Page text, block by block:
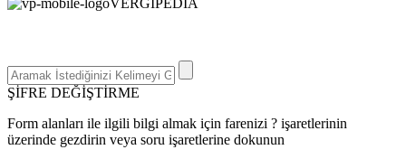
VERGIPEDIA
ŞİFRE DEĞİŞTİRME
Form alanları ile ilgili bilgi almak için farenizi ? işaretlerinin
üzerinde gezdirin veya soru işaretlerine dokunun